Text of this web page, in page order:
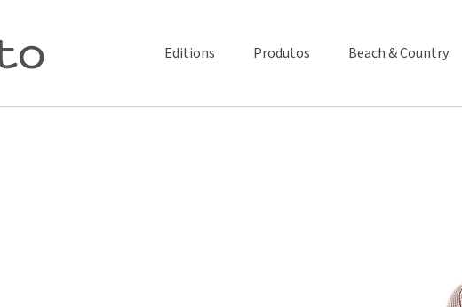
Editions Produtos Beach & Country